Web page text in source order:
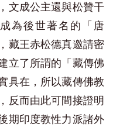
文成公主還與松贊干
為後世著名的「唐
藏王赤松德真邀請密
立了所謂的「藏傳佛
具在，所以藏傳佛教
反而由此可間接證明
期印度教性力派諸外